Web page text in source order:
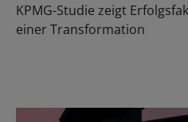
KPMG-Studie zeigt
einer Transformation